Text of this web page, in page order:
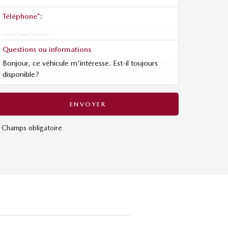
Téléphone*:
Questions ou informations
Champs obligatoire